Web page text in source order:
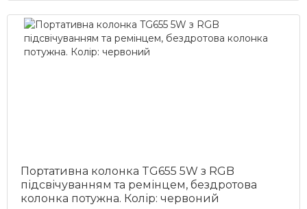
Портативна колонка TG655 5W з RGB
підсвічуванням та ремінцем, бездротова
колонка потужна. Колір: червоний